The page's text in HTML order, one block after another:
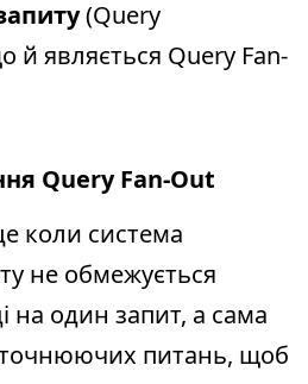
(Query
й являється Query Fan-
Query Fan-Out
коли система
не обмежується
на один запит, а сама
питань, щоб